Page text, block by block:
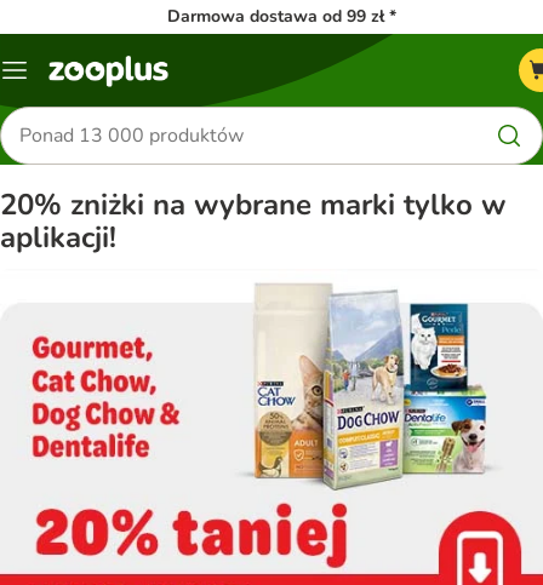
Darmowa dostawa od 99 zł *
Menu
Szukaj
produktów
20% zniżki na wybrane marki tylko w
aplikacji!